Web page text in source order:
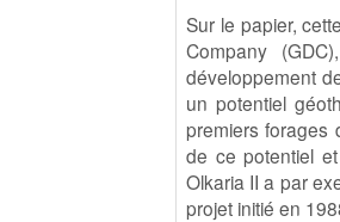
Sur le papier,
Company
développement
un potentiel
premiers forages
de ce potentiel
Olkaria II a par
projet initié en